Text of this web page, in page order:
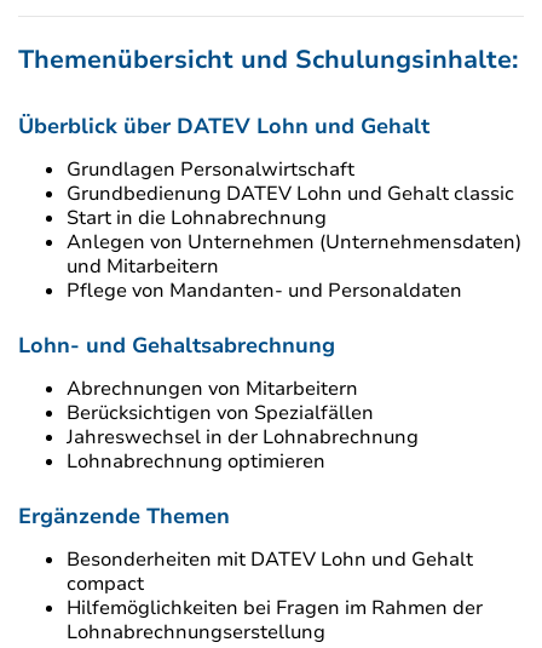
Themenübersicht und Schulungsinhalte:
Überblick über DATEV Lohn und Gehalt
Grundlagen Personalwirtschaft
Grundbedienung DATEV Lohn und Gehalt classic
Start in die Lohnabrechnung
Anlegen von Unternehmen (Unternehmensdaten)
und Mitarbeitern
Pflege von Mandanten- und Personaldaten
Lohn- und Gehaltsabrechnung
Abrechnungen von Mitarbeitern
Berücksichtigen von Spezialfällen
Jahreswechsel in der Lohnabrechnung
Lohnabrechnung optimieren
Ergänzende Themen
Besonderheiten mit DATEV Lohn und Gehalt
compact
Hilfemöglichkeiten bei Fragen im Rahmen der
Lohnabrechnungserstellung